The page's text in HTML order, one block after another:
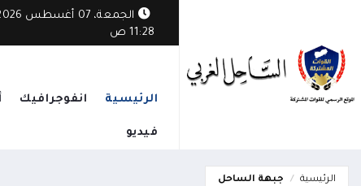
الجمعة، 07 أغسطس
11:28 ص
الرئيسية انفوجرافيك
فيديو
الرئيسية جبهة الساحل